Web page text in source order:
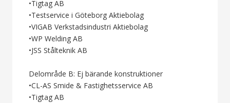
•Tigtag AB
•Testservice i Göteborg Aktiebolag
•VIGAB Verkstadsindustri Aktiebolag
•WP Welding AB
•JSS Stålteknik AB
Delområde B: Ej bärande konstruktioner
•CL-AS Smide & Fastighetsservice AB
•Tigtag AB